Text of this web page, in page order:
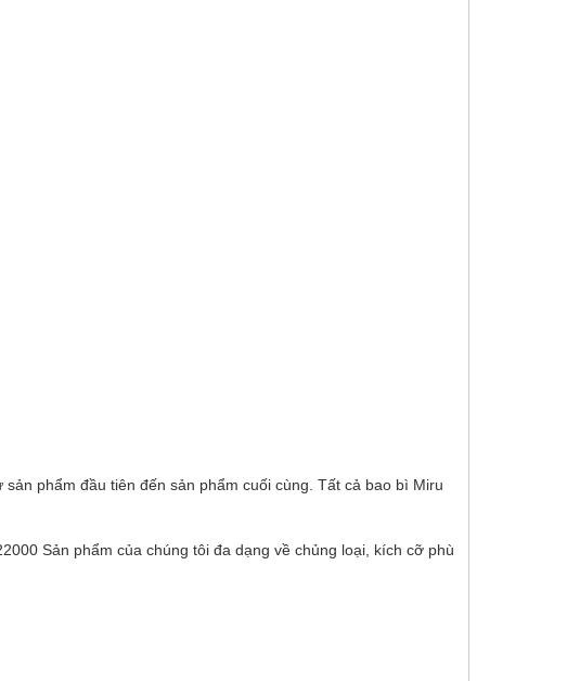
phẩm đầu tiên đến sản phẩm cuối cùng. Tất cả bao bì Miru
Sản phẩm của chúng tôi đa dạng về chủng loại, kích cỡ phù